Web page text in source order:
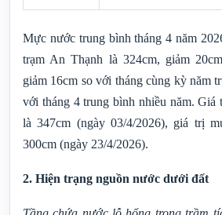
Mực nước trung bình tháng 4 năm
trạm An Thạnh là 324cm, giảm
giảm 16cm so với tháng cùng kỳ năm
với tháng 4 trung bình nhiều năm. Giá
là 347cm (ngày 03/4/2026), giá trị
300cm (ngày 23/4/2026).
2. Hiện trạng nguồn nước dưới đất